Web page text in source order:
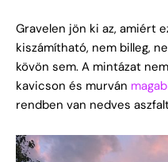
Gravelen jön ki az, amiért
kiszámítható, nem billeg,
kövön sem. A mintázat
kavicson és murván
rendben van nedves